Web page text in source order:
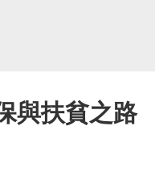
與扶貧之路